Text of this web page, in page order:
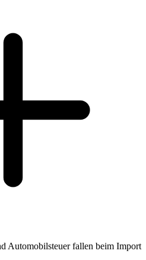
Automobilsteuer fallen beim Import